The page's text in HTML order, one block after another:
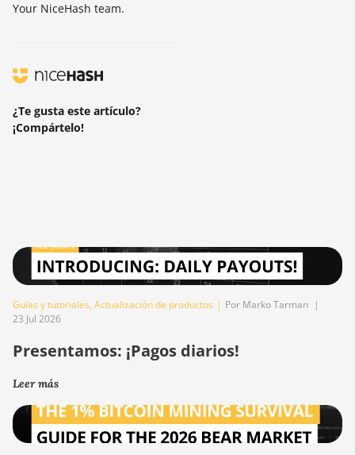
Your NiceHash team.
¿Te gusta este artículo?
¡Compártelo!
Guías y tutoriales, Actualización de productos | Por Marko Tarman |
23 Jul 2026
Presentamos: ¡Pagos diarios!
Leer más